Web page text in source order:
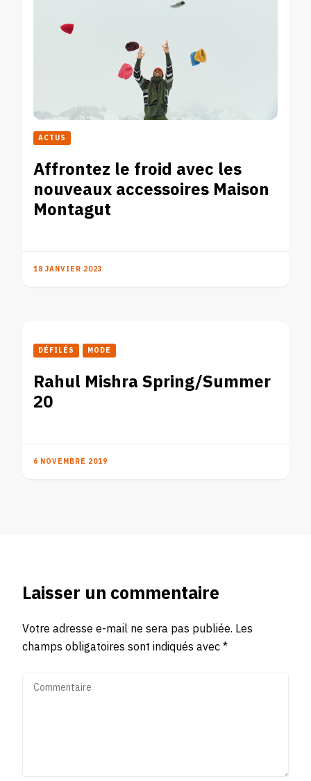
ACTUS
Affrontez le froid avec les
nouveaux accessoires Maison
Montagut
18 JANVIER 2023
DÉFILÉS MODE
Rahul Mishra Spring/Summer
20
6 NOVEMBRE 2019
Laisser un commentaire
Votre adresse e-mail ne sera pas publiée. Les
champs obligatoires sont indiqués avec*